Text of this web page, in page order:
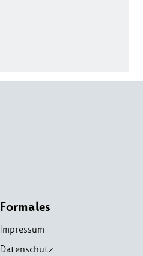
Formales
Impressum
Datenschutz